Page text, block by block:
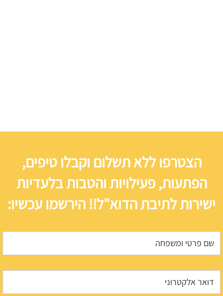
הצטרפו ללא תשלום וקבלו טיפים,
הפתעות, פעילויות והטבות בלעדיות
ישירות לתיבת הדוא"ל!! הירשמו עכשיו: